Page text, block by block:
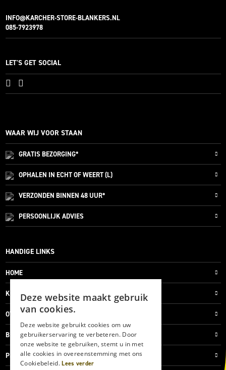
INFO@KARCHER-STORE-BLANKERS.NL
085-7923978
LET'S GET SOCIAL
WAAR WIJ VOOR STAAN
GRATISBEZORGING*
OPHALEN IN ECHT OF WEERT (L)
VERZONDEN BINNEN 48 UUR*
PERSOONLIJKADVIES
HANDIGE LINKS
HOME
KLANTENSERVICE
OVER ONS
BLOG
PRIVACYVERKLARING
Deze website maakt gebruik
van cookies.
Deze website gebruikt cookies om uw
gebruikerservaring te verbeteren. Door
onze website te gebruiken, stemt u in met
alle cookies in overeenstemming met ons
Cookiebeleid.Lees verder